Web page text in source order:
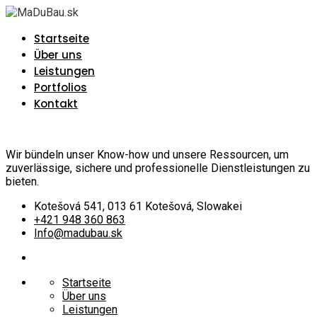
Startseite
Über uns
Leistungen
Portfolios
Kontakt
Wir bündeln unser Know-how und unsere Ressourcen, um
zuverlässige, sichere und professionelle Dienstleistungen zu
bieten.
Kotešová 541, 013 61 Kotešová, Slowakei
+421 948 360 863
Info@madubau.sk
Startseite
Über uns
Leistungen